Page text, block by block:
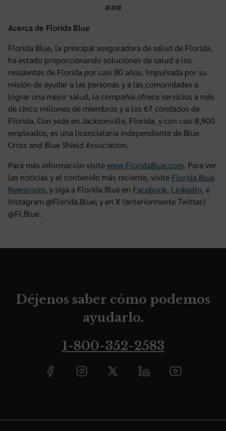
###
Acerca de Florida Blue
Florida Blue, la principal aseguradora de salud de Florida,
ha estado proporcionando soluciones de salud a los
residentes de Florida por casi 80 años. Impulsada por su
misión de ayudar a las personas y a las comunidades a
lograr una mejor salud, la compañía ofrece servicios a más
de cinco millones de miembros y a los 67 condados de
Florida. Con sede en Jacksonville, Florida, y con casi 8,900
empleados, es una licenciataria independiente de Blue
Cross and Blue Shield Association.
Para más información visitewww.FloridaBlue.com. Para ver
las noticias y el contenido más reciente, visite Florida Blue
Newsroom, y siga a Florida Blue en Facebook, LinkedIn, e
Instagram @Florida.Blue; y en X (anteriormente Twitter)
@FLBlue.
Déjenos saber cómo podemos
ayudarlo.
1-800-352-2583